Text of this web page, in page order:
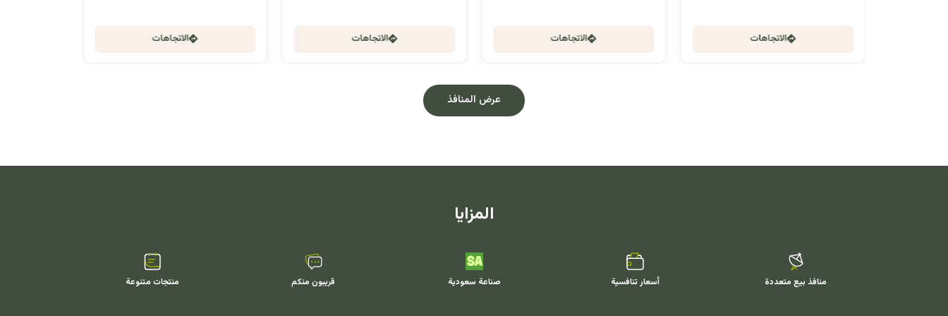
الاتجاهات الاتجاهات الاتجاهات الاتجاهات
عرض المنافذ
المزايا
منافذ بيع متعددة أسعار تنافسية صناعة سعودية قريبون منكم منتجات متنوعة